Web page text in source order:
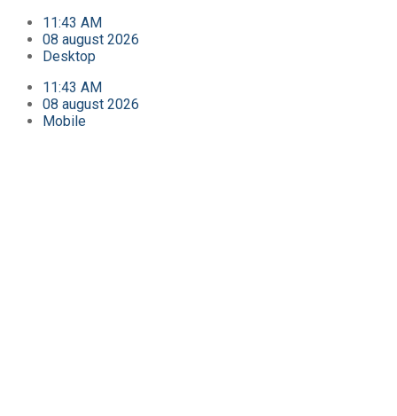
11:43 AM
08 august 2026
Desktop
11:43 AM
08 august 2026
Mobile